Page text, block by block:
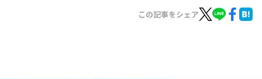
この記事をシェア